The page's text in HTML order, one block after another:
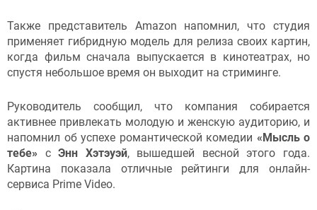
Также представитель Amazon напомнил, что студия
применяет гибридную модель для релиза своих картин,
когда фильм сначала выпускается в кинотеатрах, но
спустя небольшое время он выходит на стриминге.
Руководитель сообщил, что компания собирается
активнее привлекать молодую и женскую аудиторию, и
напомнил об успехе романтической комедии «Мысль о
тебе» сЭнн Хэтэуэй, вышедшей весной этого года.
Картина показала отличные рейтинги для онлайн-
сервиса Prime Video.